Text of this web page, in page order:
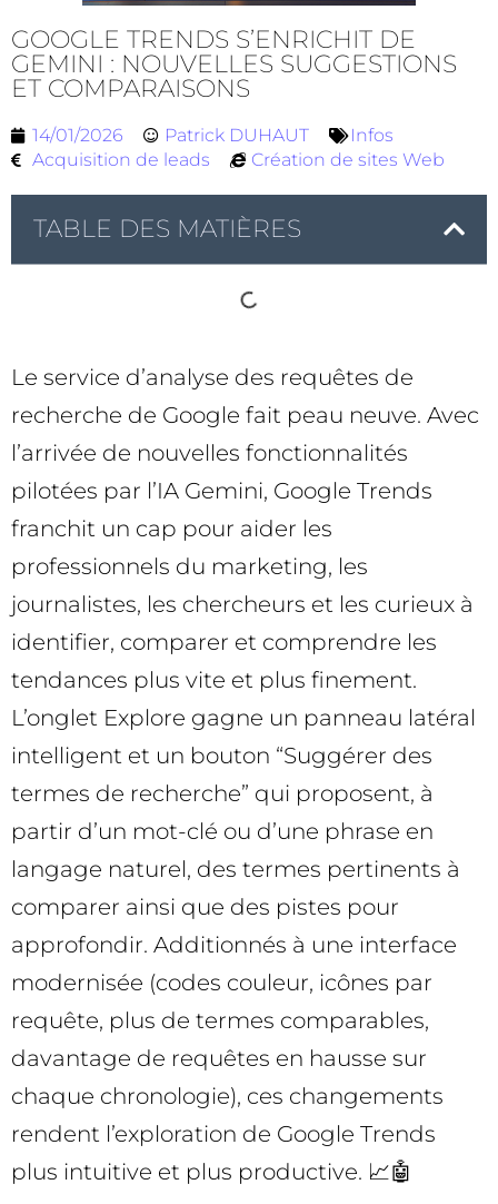
GOOGLE TRENDS S’ENRICHIT DE
GEMINI : NOUVELLES SUGGESTIONS
ET COMPARAISONS
14/01/2026 Patrick DUHAUT
Infos
Acquisition de leads
Création de sites Web
TABLE DES MATIÈRES
Le service d’analyse des requêtes de
recherche de Google fait peau neuve. Avec
l’arrivée de nouvelles fonctionnalités
pilotées par l’IA Gemini, Google Trends
franchit un cap pour aider les
professionnels du marketing, les
journalistes, les chercheurs et les curieux à
identifier, comparer et comprendre les
tendances plus vite et plus finement.
L’onglet Explore gagne un panneau latéral
intelligent et un bouton “Suggérer des
termes de recherche” qui proposent, à
partir d’un mot-clé ou d’une phrase en
langage naturel, des termes pertinents à
comparer ainsi que des pistes pour
approfondir. Additionnés à une interface
modernisée (codes couleur, icônes par
requête, plus de termes comparables,
davantage de requêtes en hausse sur
chaque chronologie), ces changements
rendent l’exploration de Google Trends
plus intuitive et plus productive. 📈🤖